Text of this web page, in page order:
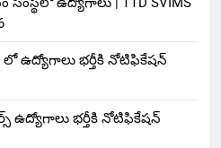
ఉద్యోగాలు భర్తీకి నోటిఫికేషన్
ఉద్యోగాలు భర్తీకి నోటిఫికేషన్